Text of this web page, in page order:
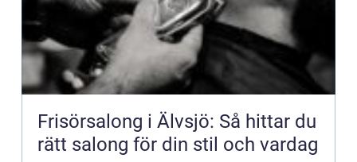
Frisörsalong i Älvsjö: Så hittar du
rätt salong för din stil och vardag